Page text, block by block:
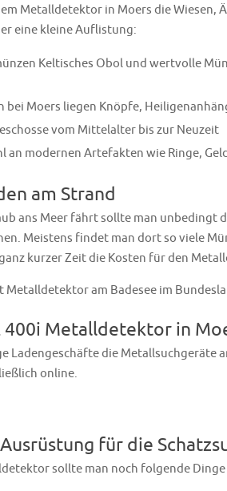
Metalldetektor in Moers die Wiesen,
eine kleine Auflistung:
Keltisches Obol und wertvolle
bei Moers liegen Knöpfe,
vom Mittelalter bis zur Neuzeit
an modernen Artefakten wie Ringe,
am Strand
ans Meer fährt sollte man
Meistens findet man dort so viele
kurzer Zeit die Kosten für den
400i Metalldetektor in
Ladengeschäfte die
online.
für die
sollte man noch folgende Dinge